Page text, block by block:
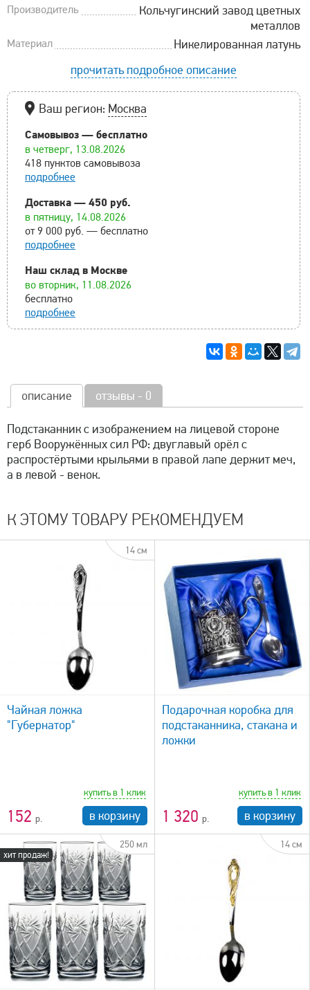
Производитель
Кольчугинский завод цветных
металлов
Материал
Никелированная латунь
прочитать подробное описание
Ваш регион: Москва
Самовывоз — бесплатно
в четверг, 13.08.2026
418 пунктов самовывоза
подробнее
Доставка — 450 руб.
в пятницу, 14.08.2026
от 9 000 руб. — бесплатно
подробнее
Наш склад в Москве
во вторник, 11.08.2026
бесплатно
подробнее
описание отзывы - 0
Подстаканник с изображением на лицевой стороне
герб Вооружённых сил РФ: двуглавый орёл с
распростёртыми крыльями в правой лапе держит меч,
а в левой - венок.
К ЭТОМУ ТОВАРУ РЕКОМЕНДУЕМ
14 см
Чайная ложка
"Губернатор"
152
купить в 1 клик
в корзину
быстрый просмотр
Подарочная коробка для
подстаканника, стакана и
ложки
1 320
купить в 1 клик
в корзину
хит продаж!
250 мл 14 см
быстрый просмотр